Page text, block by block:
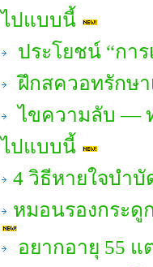
ไปแบบนี้
ประโยชน์ “การ
ฝึกสควอทรักษา
ไขความลับ —
ไปแบบนี้
4 วิธีหายใจบำ
หมอนรองกระดู
อยากอายุ 55 แ